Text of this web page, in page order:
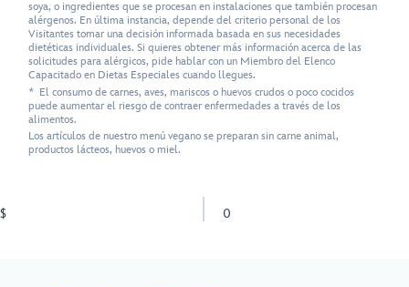
soya, o ingredientes que se procesan en instalaciones que también procesan
alérgenos. En última instancia, depende del criterio personal de los
Visitantes tomar una decisión informada basada en sus necesidades
dietéticas individuales. Si quieres obtener más información acerca de las
solicitudes para alérgicos, pide hablar con un Miembro del Elenco
Capacitado en Dietas Especiales cuando llegues.
* El consumo de carnes, aves, mariscos o huevos crudos o poco cocidos
puede aumentar el riesgo de contraer enfermedades a través de los
alimentos.
Los artículos de nuestro menú vegano se preparan sin carne animal,
productos lácteos, huevos o miel.
$ 0